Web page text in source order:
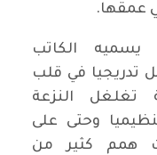
عمقها.
الكاتب
تدريجيا في قلب
تغلغل النزعة
وحتى على
همم كثير من